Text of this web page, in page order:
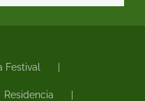
Festival
Residencia